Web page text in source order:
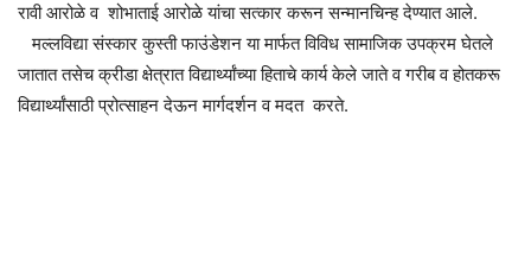
रावी आरोळे व शोभाताई आरोळे यांचा सत्कार करून सन्मानचिन्ह देण्यात आले.
मल्लविद्या संस्कार कुस्ती फाउंडेशन या मार्फत विविध सामाजिक उपक्रम घेतले
जातात तसेच क्रीडा क्षेत्रात विद्यार्थ्यांच्या हिताचे कार्य केले जाते व गरीब व होतकरू
विद्यार्थ्यांसाठी प्रोत्साहन देऊन मार्गदर्शन व मदत करते.